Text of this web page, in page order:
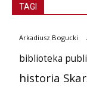
TAGI
Arkadiusz Bogucki
biblioteka
historia